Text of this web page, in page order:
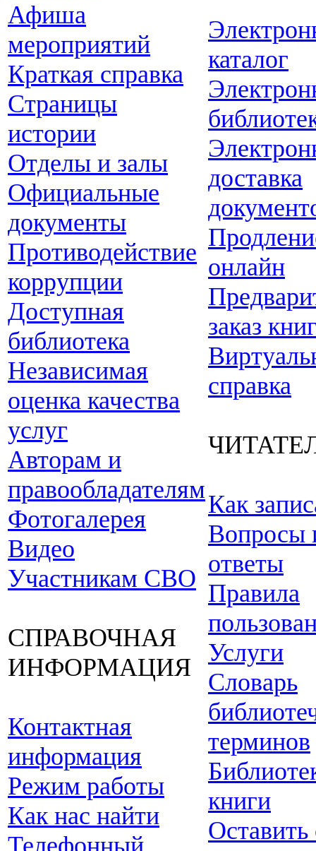
Афиша
мероприятий
Краткая справка
Страницы
истории
Отделы и залы
Официальные
документы
Противодействие
коррупции
Доступная
библиотека
Независимая
оценка качества
услуг
Авторам и
правообладателям
Фотогалерея
Видео
Участникам СВО
СПРАВОЧНАЯ
ИНФОРМАЦИЯ
Контактная
информация
Режим работы
Как нас найти
Телефонный
каталог
доставка
онлайн
заказ
справка
Как
Вопросы
ответы
Правила
Услуги
Словарь
терминов
книги
Оставить